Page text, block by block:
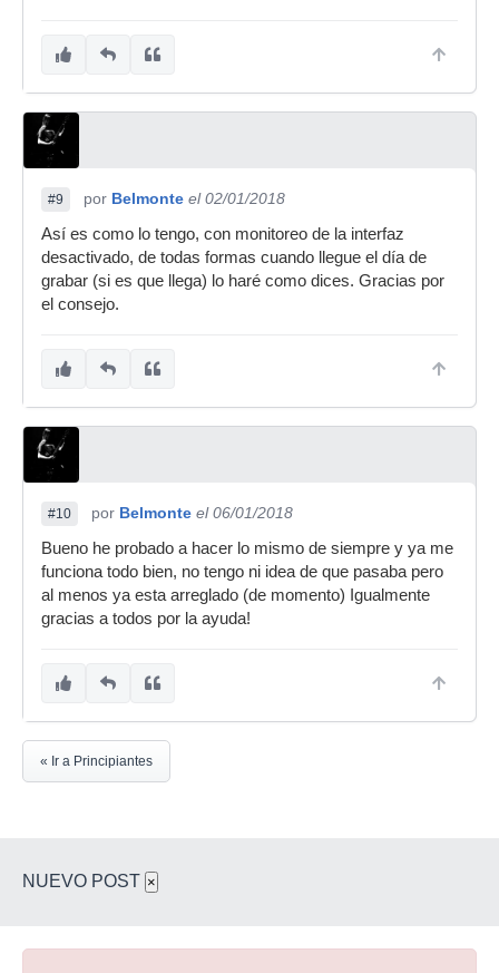
#9 por Belmonte el 02/01/2018
Así es como lo tengo, con monitoreo de la interfaz
desactivado, de todas formas cuando llegue el día de
grabar (si es que llega) lo haré como dices. Gracias por
el consejo.
#10 por Belmonte el 06/01/2018
Bueno he probado a hacer lo mismo de siempre y ya me
funciona todo bien, no tengo ni idea de que pasaba pero
al menos ya esta arreglado (de momento) Igualmente
gracias a todos por la ayuda!
« Ir a Principiantes
NUEVO POST ×